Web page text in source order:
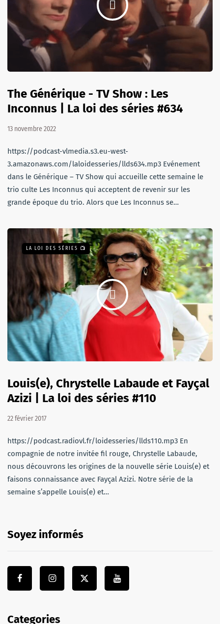
The Générique - TV Show : Les
Inconnus | La loi des séries #634
13 novembre 2022
https://podcast-vlmedia.s3.eu-west-
3.amazonaws.com/laloidesseries/llds634.mp3 Evénement
dans le Générique – TV Show qui accueille cette semaine le
trio culte Les Inconnus qui acceptent de revenir sur les
grande époque du trio. Alors que Les Inconnus se…
LA LOI DES SÉRIES 📺
Louis(e), Chrystelle Labaude et Fayçal
Azizi | La loi des séries #110
22 février 2017
https://podcast.radiovl.fr/loidesseries/llds110.mp3 En
compagnie de notre invitée fil rouge, Chrystelle Labaude,
nous découvrons les origines de la nouvelle série Louis(e) et
faisons connaissance avec Fayçal Azizi. Notre série de la
semaine s’appelle Louis(e) et…
Soyez informés
Categories